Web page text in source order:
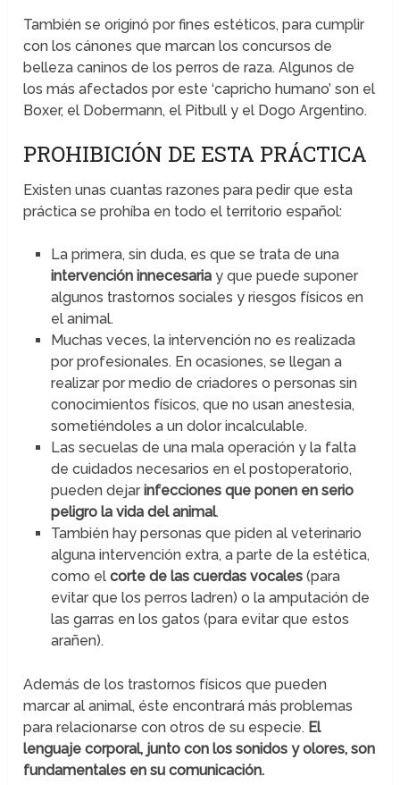
También se originó por fines estéticos, para cumplir
con los cánones que marcan los concursos de
belleza caninos de los perros de raza. Algunos de
los más afectados por este ‘capricho humano’ son el
Boxer, el Dobermann, el Pitbull y el Dogo Argentino.
PROHIBICIÓN DE ESTA PRÁCTICA
Existen unas cuantas razones para pedir que esta
práctica se prohíba en todo el territorio español:
La primera, sin duda, es que se trata de una
intervención innecesariay que puede suponer
algunos trastornos sociales y riesgos físicos en
el animal.
Muchas veces, la intervención no es realizada
por profesionales. En ocasiones, se llegan a
realizar por medio de criadores o personas sin
conocimientos físicos, que no usan anestesia,
sometiéndoles a un dolor incalculable.
Las secuelas de una mala operación y la falta
de cuidados necesarios en el postoperatorio,
pueden dejar infecciones que ponen en serio
peligro la vida del animal.
También hay personas que piden al veterinario
alguna intervención extra, a parte de la estética,
como el corte de las cuerdas vocales(para
evitar que los perros ladren) o la amputación de
las garras en los gatos (para evitar que estos
arañen).
Además de los trastornos físicos que pueden
marcar al animal, éste encontrará más problemas
para relacionarse con otros de su especie. El
lenguaje corporal, junto con los sonidos y olores, son
fundamentales en su comunicación.